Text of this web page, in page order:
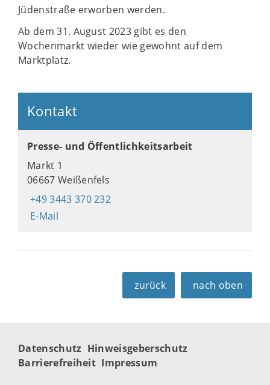
Jüdenstraße erworben werden.
Ab dem 31. August 2023 gibt es den
Wochenmarkt wieder wie gewohnt auf dem
Marktplatz.
Kontakt
Presse- und Öffentlichkeitsarbeit
Markt 1
06667 Weißenfels
+49 3443 370 232
E-Mail
zurück nach oben
Datenschutz Hinweisgeberschutz
Barrierefreiheit Impressum